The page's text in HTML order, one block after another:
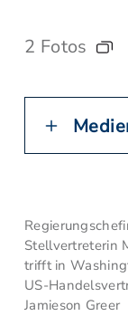
2 Fotos
Stellvertreterin
trifft in
US-
Jamieson Greer